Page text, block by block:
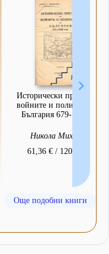
Исторически прегледъ на
войните и политиката на
България 679-1918 год
Никола Михлюзов
61,36 € / 120,00 лв.
Още подобни книги